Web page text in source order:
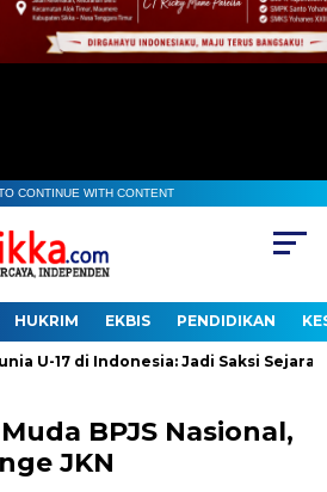
CONTINUE WITH CONTENT
HUKRIM EKBIS PENDIDIKAN
di Indonesia: Jadi Saksi Sejarah
BPJS Nasional,
JKN